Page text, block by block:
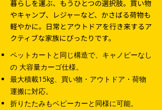
暮らしを運ぶ、もうひとつの選択肢。買い物
やキャンプ、レジャーなど、かさばる荷物も
軽やかに。日常とアウトドアを行き来するア
クティブな家族にぴったりです。
ペットカートと同じ構造で、キャノピーなし
の 大容量カーゴ仕様。
最大積載15kg、買い物・アウトドア・荷物
運搬に対応。
折りたたみもベビーカーと同様に可能。